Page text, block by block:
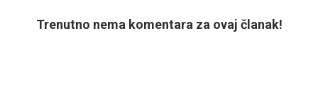
Trenutno nema komentara za ovaj članak!